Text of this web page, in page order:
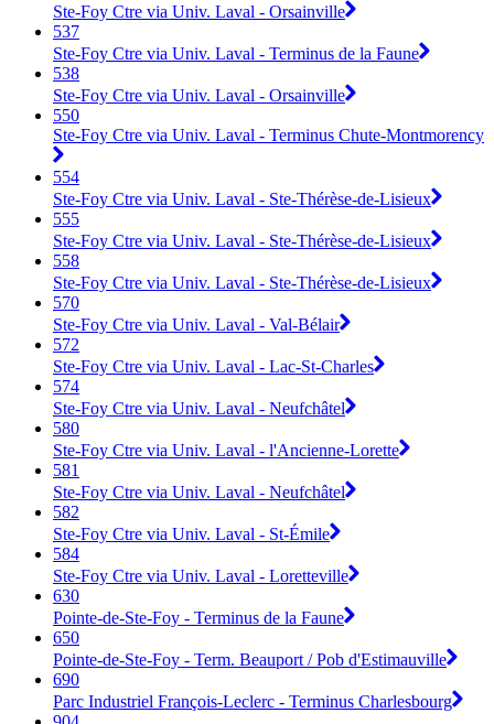
Ste-Foy Ctre via Univ. Laval - Orsainville
537
Ste-Foy Ctre via Univ. Laval - Terminus de la Faune
538
Ste-Foy Ctre via Univ. Laval - Orsainville
550
Ste-Foy Ctre via Univ. Laval - Terminus Chute-Montmorency
554
Ste-Foy Ctre via Univ. Laval - Ste-Thérèse-de-Lisieux
555
Ste-Foy Ctre via Univ. Laval - Ste-Thérèse-de-Lisieux
558
Ste-Foy Ctre via Univ. Laval - Ste-Thérèse-de-Lisieux
570
Ste-Foy Ctre via Univ. Laval - Val-Bélair
572
Ste-Foy Ctre via Univ. Laval - Lac-St-Charles
574
Ste-Foy Ctre via Univ. Laval - Neufchâtel
580
Ste-Foy Ctre via Univ. Laval - l'Ancienne-Lorette
581
Ste-Foy Ctre via Univ. Laval - Neufchâtel
582
Ste-Foy Ctre via Univ. Laval - St-Émile
584
Ste-Foy Ctre via Univ. Laval - Loretteville
630
Pointe-de-Ste-Foy - Terminus de la Faune
650
Pointe-de-Ste-Foy - Term. Beauport / Pob d'Estimauville
690
Parc Industriel François-Leclerc - Terminus Charlesbourg